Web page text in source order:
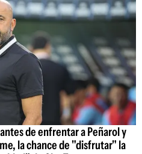
de enfrentar a Peñarol y
la chance de "disfrutar" la